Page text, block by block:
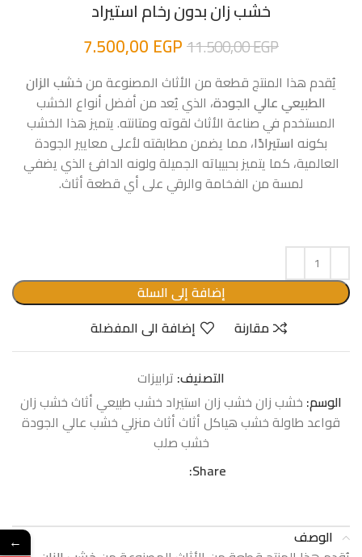
خشب زان بدون رخام استيراد
11.500,00EGP
7.500,00 EGP
يُقدم هذا المنتج قطعة من الأثاث المصنوعة منخشب الزان
الطبيعي عالي الجودة، الذي يُعد من أفضل أنواع الخشب
المستخدم في صناعة الأثاث لقوته ومتانته. يتميز هذا الخشب
بكونه استيرادًا، مما يضمن مطابقته لأعلى معايير الجودة
العالمية، كما يتميز بحبيباته الجميلة ولونه الدافئ الذي يضفي
لمسة من الفخامة والرقي على أي قطعة أثاث.
إضافة إلى السلة
مقارنة
إضافة الى المفضلة
التصنيف: ترابیزات
الوسم: خشب زان خشب زان استيراد خشب طبيعي أثاث خشب زان
قواعد طاولة خشب هياكل أثاث أثاث منزلي خشب عالي الجودة
خشب صلب
Share:
الوصف
←